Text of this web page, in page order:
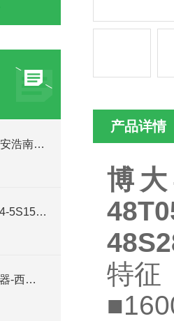
THLK-6K大电流传感器西安浩南电子科技有限公司
SU20-24-5S12D SU20-24-5S15D电源模块
LA28-NP小尺寸电流传感器-西安浩南电子科技
产品详情
博
特征
■